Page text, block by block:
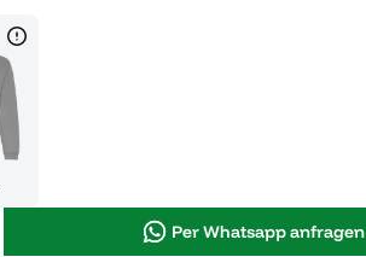
Per Whatsapp anfragen